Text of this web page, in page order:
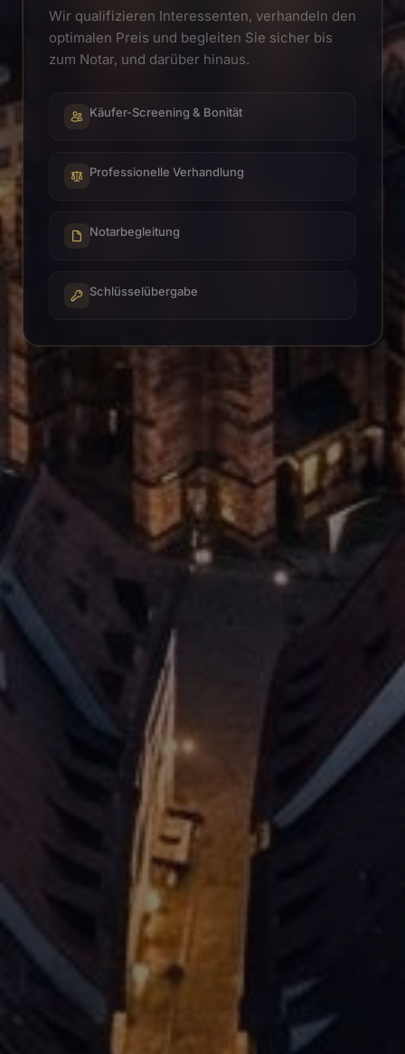
Wir qualifizieren Interessenten, verhandeln den
optimalen Preis und begleiten Sie sicher bis
zum Notar, und darüber hinaus.
Käufer-Screening & Bonität
Professionelle Verhandlung
Notarbegleitung
Schlüsselübergabe